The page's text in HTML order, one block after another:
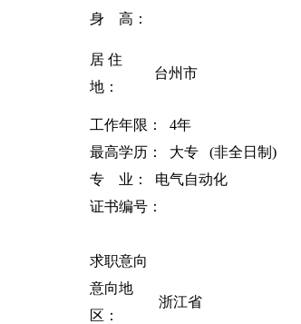
身 高：
居 住
地：
台州市
工作年限： 4年
最高学历： 大专 (非全日制)
专 业： 电气自动化
证书编号：
求职意向
意向地
区：
浙江省